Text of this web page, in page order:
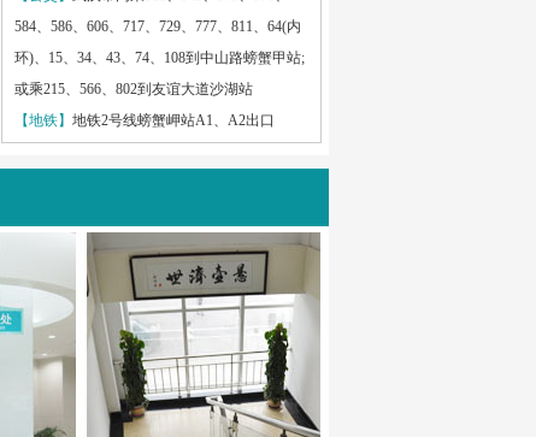
584、586、606、717、729、777、811、64(内
环)、15、34、43、74、108到中山路螃蟹甲站;
或乘215、566、802到友谊大道沙湖站
【地铁】 地铁2号线螃蟹岬站A1、A2出口